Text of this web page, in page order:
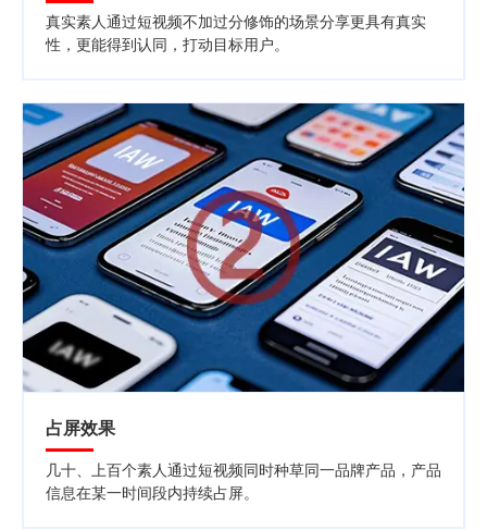
真实素人通过短视频不加过分修饰的场景分享更具有真实
性，更能得到认同，打动目标用户。
占屏效果
几十、上百个素人通过短视频同时种草同一品牌产品，产品
信息在某一时间段内持续占屏。